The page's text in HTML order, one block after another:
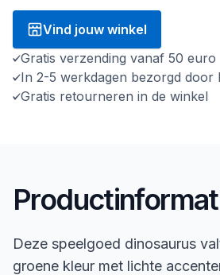
Vind jouw winkel
Gratis verzending vanaf 50 euro
In 2-5 werkdagen bezorgd door
Gratis retourneren in de winkel
Deze speelgoed dinosaurus
groene kleur met lichte